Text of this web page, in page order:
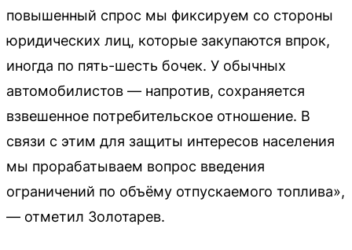
повышенный спрос мы фиксируем со стороны
юридических лиц, которые закупаются впрок,
иногда по пять-шесть бочек. У обычных
автомобилистов — напротив, сохраняется
взвешенное потребительское отношение. В
связи с этим для защиты интересов населения
мы прорабатываем вопрос введения
ограничений по объёму отпускаемого топлива»,
— отметил Золотарев.